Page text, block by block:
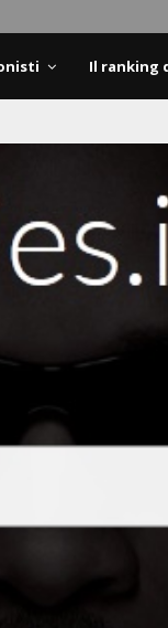
Il ranking